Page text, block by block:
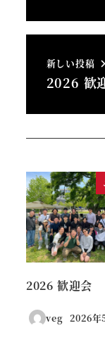
新しい投稿
2026 歓
2026 歓迎会
veg
投稿日
2026年